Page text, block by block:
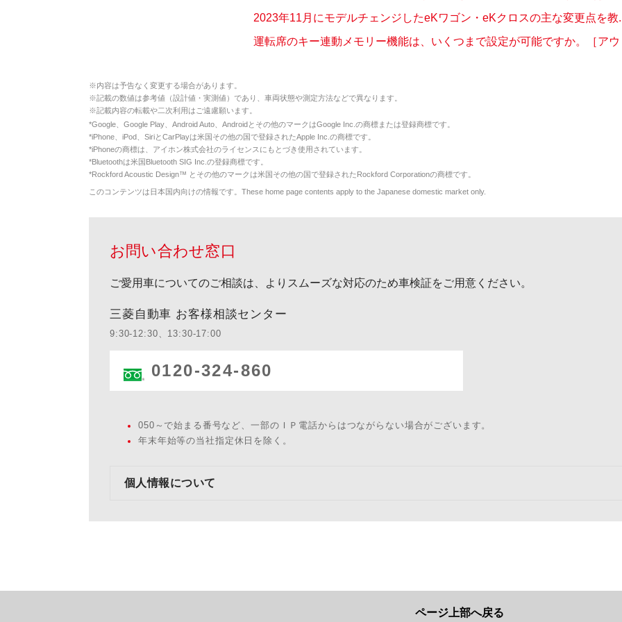
2023年11月にモデルチェンジしたeKワゴン・eKクロスの主な変更点を教
運転席のキー連動メモリー機能は、いくつまで設定が可能ですか。［アウ
※内容は予告なく変更する場合があります。
※記載の数値は参考値（設計値・実測値）であり、車両状態や測定方法などで異なります。
※記載内容の転載や二次利用はご遠慮願います。
*Google、Google Play、Android Auto、Androidとその他のマークはGoogle Inc.の商標または登録商標です。
*iPhone、iPod、SiriとCarPlayは米国その他の国で登録されたApple Inc.の商標です。
*iPhoneの商標は、アイホン株式会社のライセンスにもとづき使用されています。
*Bluetoothは米国Bluetooth SIG Inc.の登録商標です。
*Rockford Acoustic Design™ とその他のマークは米国その他の国で登録されたRockford Corporationの商標です。
このコンテンツは日本国内向けの情報です。These home page contents apply to the Japanese domestic market only.
お問い合わせ窓口
ご愛用車についてのご相談は、よりスムーズな対応のため車検証をご用意ください。
三菱自動車 お客様相談センター
9:30-12:30、13:30-17:00
0120-324-860
050～で始まる番号など、一部のＩＰ電話からはつながらない場合がございます。
年末年始等の当社指定休日を除く。
個人情報について
ページ上部へ戻る